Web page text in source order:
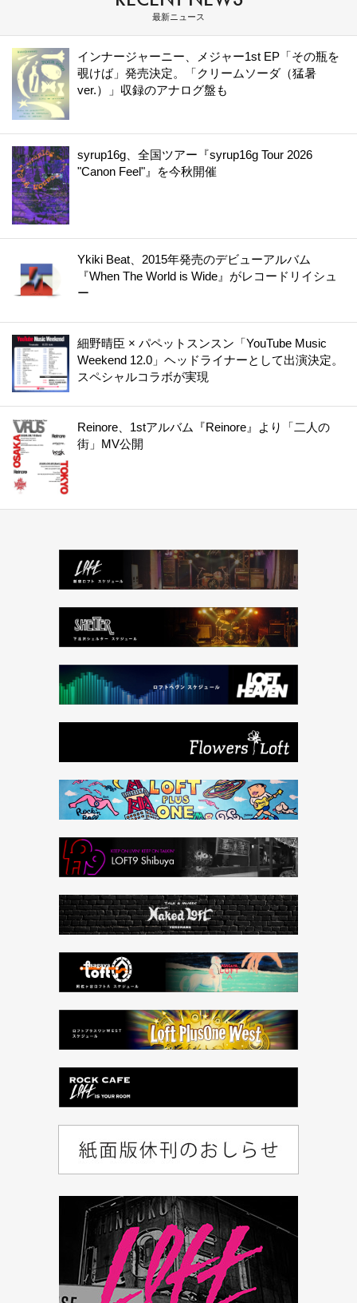
最新ニュース
インナージャーニー、メジャー1st EP「その瓶を
覗けば」発売決定。「クリームソーダ（猛暑
ver.）」収録のアナログ盤も
syrup16g、全国ツアー『syrup16g Tour 2026
"Canon Feel"』を今秋開催
Ykiki Beat、2015年発売のデビューアルバム
『When The World is Wide』がレコードリイシュ
ー
細野晴臣 × パペットスンスン「YouTube Music
Weekend 12.0」ヘッドライナーとして出演決定。
スペシャルコラボが実現
Reinore、1stアルバム『Reinore』より「二人の
街」MV公開